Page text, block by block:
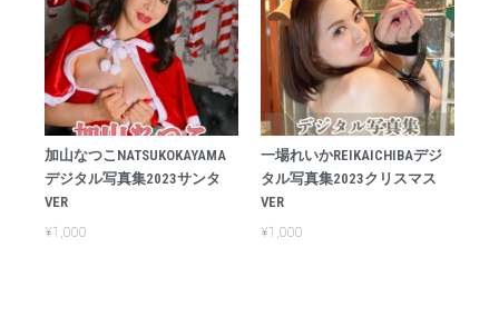
加山なつこNATSUKOKAYAMA
デジタル写真集2023サンタ
VER
¥1,000
一場れいかREIKAICHIBAデジ
タル写真集2023クリスマス
VER
¥1,000